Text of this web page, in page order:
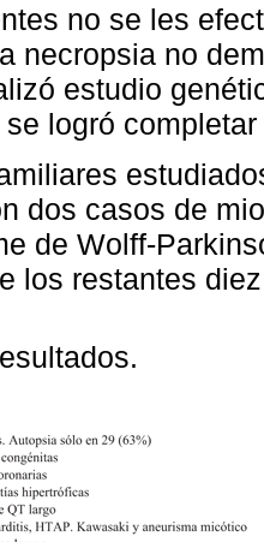
no se les
necropsia no
estudio
logró
dos casos de
de Wolff-
los restantes